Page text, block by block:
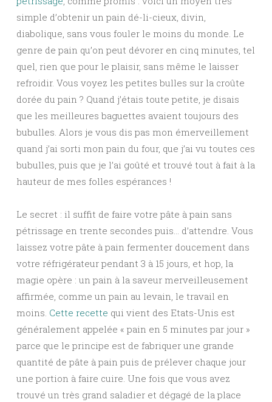
simple d’obtenir un pain dé-li-cieux, divin,
diabolique, sans vous fouler le moins du monde. Le
genre de pain qu’on peut dévorer en cinq minutes, tel
quel, rien que pour le plaisir, sans même le laisser
refroidir. Vous voyez les petites bulles sur la croûte
dorée du pain ? Quand j’étais toute petite, je disais
que les meilleures baguettes avaient toujours des
bubulles. Alors je vous dis pas mon émerveillement
quand j’ai sorti mon pain du four, que j’ai vu toutes ces
bubulles, puis que je l’ai goûté et trouvé tout à fait à la
hauteur de mes folles espérances !
Le secret : il suffit de faire votre pâte à pain sans
pétrissage en trente secondes puis… d’attendre. Vous
laissez votre pâte à pain fermenter doucement dans
votre réfrigérateur pendant 3 à 15 jours, et hop, la
magie opère : un pain à la saveur merveilleusement
affirmée, comme un pain au levain, le travail en
moins. Cette recette qui vient des Etats-Unis est
généralement appelée « pain en 5 minutes par jour »
parce que le principe est de fabriquer une grande
quantité de pâte à pain puis de prélever chaque jour
une portion à faire cuire. Une fois que vous avez
trouvé un très grand saladier et dégagé de la place